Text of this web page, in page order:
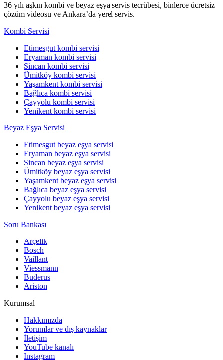
36 yılı aşkın kombi ve beyaz eşya servis tecrübesi, binlerce ücretsiz
çözüm videosu ve Ankara’da yerel servis.
Kombi Servisi
Etimesgut kombi servisi
Eryaman kombi servisi
Sincan kombi servisi
Ümitköy kombi servisi
Yaşamkent kombi servisi
Bağlıca kombi servisi
Çayyolu kombi servisi
Yenikent kombi servisi
Beyaz Eşya Servisi
Etimesgut beyaz eşya servisi
Eryaman beyaz eşya servisi
Sincan beyaz eşya servisi
Ümitköy beyaz eşya servisi
Yaşamkent beyaz eşya servisi
Bağlıca beyaz eşya servisi
Çayyolu beyaz eşya servisi
Yenikent beyaz eşya servisi
Soru Bankası
Arçelik
Bosch
Vaillant
Viessmann
Buderus
Ariston
Kurumsal
Hakkımızda
Yorumlar ve dış kaynaklar
İletişim
YouTube kanalı
Instagram